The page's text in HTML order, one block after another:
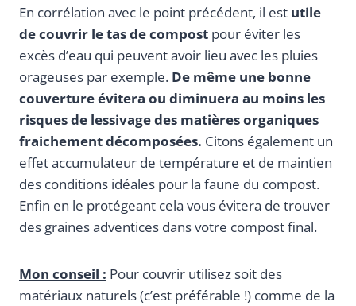
En corrélation avec le point précédent, il est utile
de couvrir le tas de compost pour éviter les
excès d’eau qui peuvent avoir lieu avec les pluies
orageuses par exemple. De même une bonne
couverture évitera ou diminuera au moins les
risques de lessivage des matières organiques
fraichement décomposées. Citons également un
effet accumulateur de température et de maintien
des conditions idéales pour la faune du compost.
Enfin en le protégeant cela vous évitera de trouver
des graines adventices dans votre compost final.
Mon conseil : Pour couvrir utilisez soit des
matériaux naturels (c’est préférable !) comme de la